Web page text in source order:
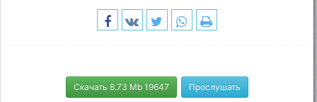
Скачать 8.73 Mb 19647 Прослушать